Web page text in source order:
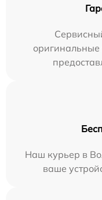
оригинальные
Наш курьер в
ваше